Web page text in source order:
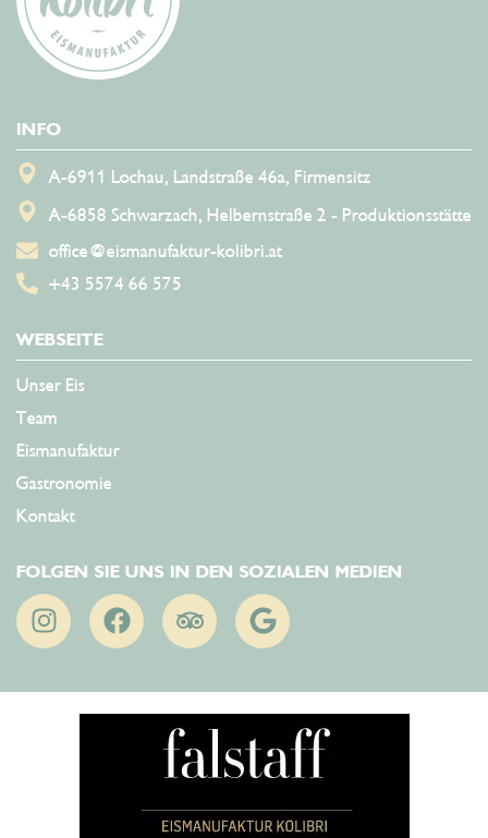
INFO
A-6911 Lochau, Landstraße 46a, Firmensitz
A-6858 Schwarzach, Helbernstraße 2 - Produktionsstätte
office@eismanufaktur-kolibri.at
+43 5574 66 575
WEBSEITE
Unser Eis
Team
Eismanufaktur
Gastronomie
Kontakt
FOLGEN SIE UNS IN DEN SOZIALEN MEDIEN